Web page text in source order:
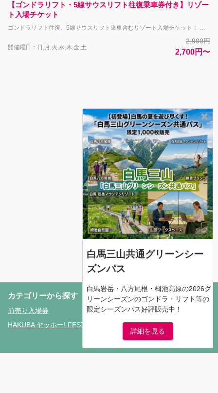
白馬三山共通グリーンシー
ズンパス
白馬岩岳・八方尾根・栂池高原の2026グ
リーンシーズンのゴンドラ・リフト等の
限定シーズンパス好評販売中！
詳細を見る
【ゴンドラリフト・5線サウスリフト往復乗車券付き】リゾー
ト入場チケット
ゴンドラリフト往復、5線サウスリフト乗車含むリゾート入場チケット！ 〇注意事項 ・料金にはゴンドラリフト往復、5線サウスリフト乗車が含まれております。片道乗車の場合も同額となります。 なお、11月9日(月) ～15日(日) はゴンドラリフトのみ運行、5線サウスリフトは運休となります。 ・ご利用日当日、チケットセンターにて紙チケットへの引き換えが必要となります。 チケットセンターにて画面提示をお願いします。 ・ペットは予防接種（狂犬病・混合ワクチン）を受けており、接種後2週間以上1年未満がご入場いただけます。 また、交配シーズン中、病気またはケガの治療中、攻撃的な性格のペットのご利用はご遠慮ください。 〇大人/小児/幼児の区別 ・大人…中学生以上 ・小児…小学生（未就学児は「幼児」） ・幼児…0歳～6歳未満は無料です。 ※大人1人に同伴の幼児人数が1名を超える場合、2人目から｢小児｣の乗車券が必要です。
開催曜日：日,月,火,水,木,金,土
2,900円
2,700円〜
カテゴリーから探す
前売り入場券
HAKUBA ヤッホー! FESTIVAL